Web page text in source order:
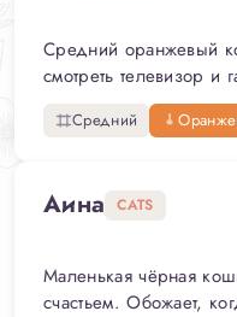
Средний оранжевый
смотреть телевизор и
Средний
Аина CATS
Маленькая чёрная
счастьем. Обожает,